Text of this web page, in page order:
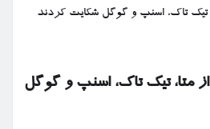
از متا، تیک تاک، اسنپ و گوگل